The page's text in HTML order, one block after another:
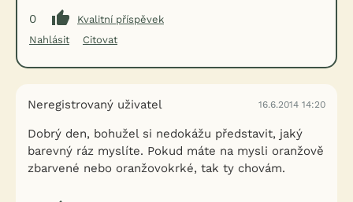
0
Kvalitní příspěvek
Nahlásit
Citovat
Neregistrovaný uživatel 16.6.2014 14:20
Dobrý den, bohužel si nedokážu představit, jaký
barevný ráz myslíte. Pokud máte na mysli oranžově
zbarvené nebo oranžovokrké, tak ty chovám.